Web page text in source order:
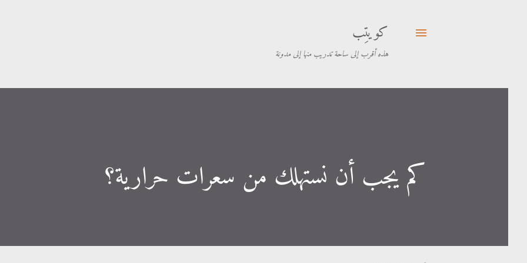
كويتِب
هذه أقرب إلى ساحة تدريب منها إلى مدونة
كم يجب أن نستهلك من سعرات حرارية؟